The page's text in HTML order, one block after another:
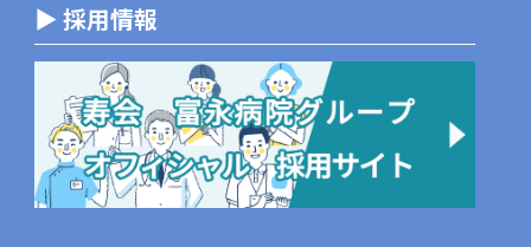
▶ 採用情報